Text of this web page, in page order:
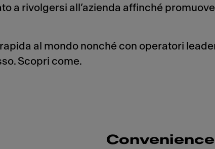
a rivolgersi all’azienda affinché
al mondo nonché con operatori
Scopri come.